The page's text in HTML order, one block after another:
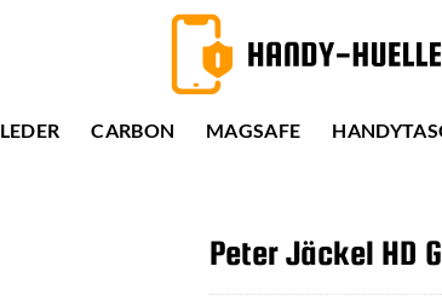
LEDER CARBON MAGSAFE
Peter Jäckel HD